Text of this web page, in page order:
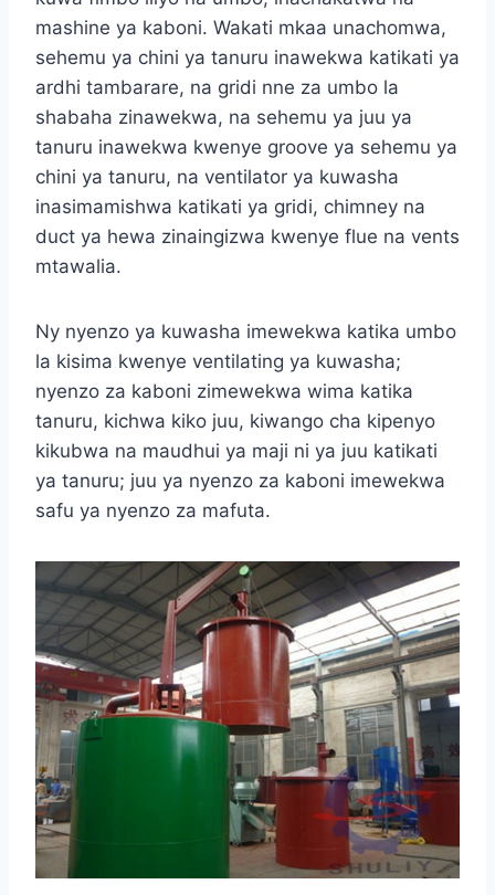
mashine ya kaboni. Wakati mkaa unachomwa,
sehemu ya chini ya tanuru inawekwa katikati ya
ardhi tambarare, na gridi nne za umbo la
shabaha zinawekwa, na sehemu ya juu ya
tanuru inawekwa kwenye groove ya sehemu ya
chini ya tanuru, na ventilator ya kuwasha
inasimamishwa katikati ya gridi, chimney na
duct ya hewa zinaingizwa kwenye flue na vents
mtawalia.
Ny nyenzo ya kuwasha imewekwa katika umbo
la kisima kwenye ventilating ya kuwasha;
nyenzo za kaboni zimewekwa wima katika
tanuru, kichwa kiko juu, kiwango cha kipenyo
kikubwa na maudhui ya maji ni ya juu katikati
ya tanuru; juu ya nyenzo za kaboni imewekwa
safu ya nyenzo za mafuta.